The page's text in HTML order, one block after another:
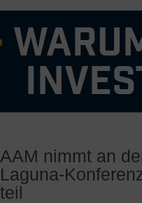
Produkte, ergänzt durch
Flexible und variable
AAM nimmt an
Laguna-
teil